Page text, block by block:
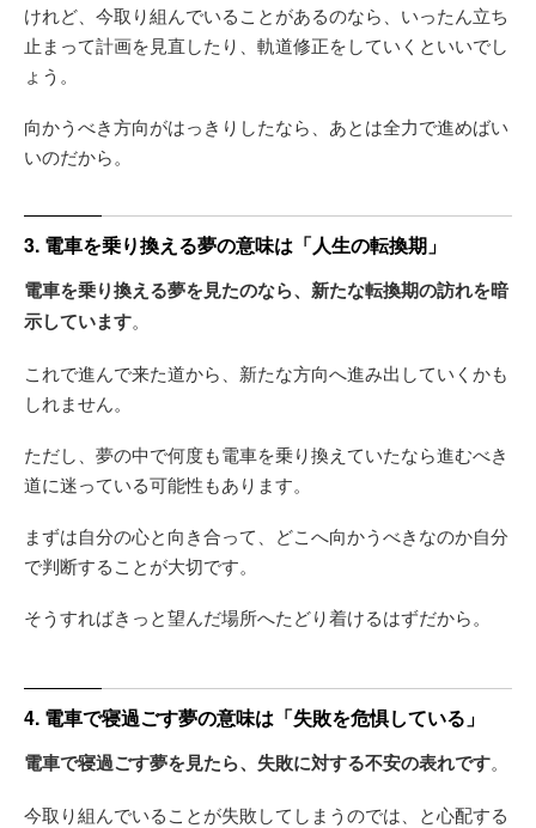
けれど、今取り組んでいることがあるのなら、いったん立ち
止まって計画を見直したり、軌道修正をしていくといいでし
ょう。
向かうべき方向がはっきりしたなら、あとは全力で進めばい
いのだから。
3. 電車を乗り換える夢の意味は「人生の転換期」
電車を乗り換える夢を見たのなら、新たな転換期の訪れを暗
示しています。
これで進んで来た道から、新たな方向へ進み出していくかも
しれません。
ただし、夢の中で何度も電車を乗り換えていたなら進むべき
道に迷っている可能性もあります。
まずは自分の心と向き合って、どこへ向かうべきなのか自分
で判断することが大切です。
そうすればきっと望んだ場所へたどり着けるはずだから。
4. 電車で寝過ごす夢の意味は「失敗を危惧している」
電車で寝過ごす夢を見たら、失敗に対する不安の表れです。
今取り組んでいることが失敗してしまうのでは、と心配する